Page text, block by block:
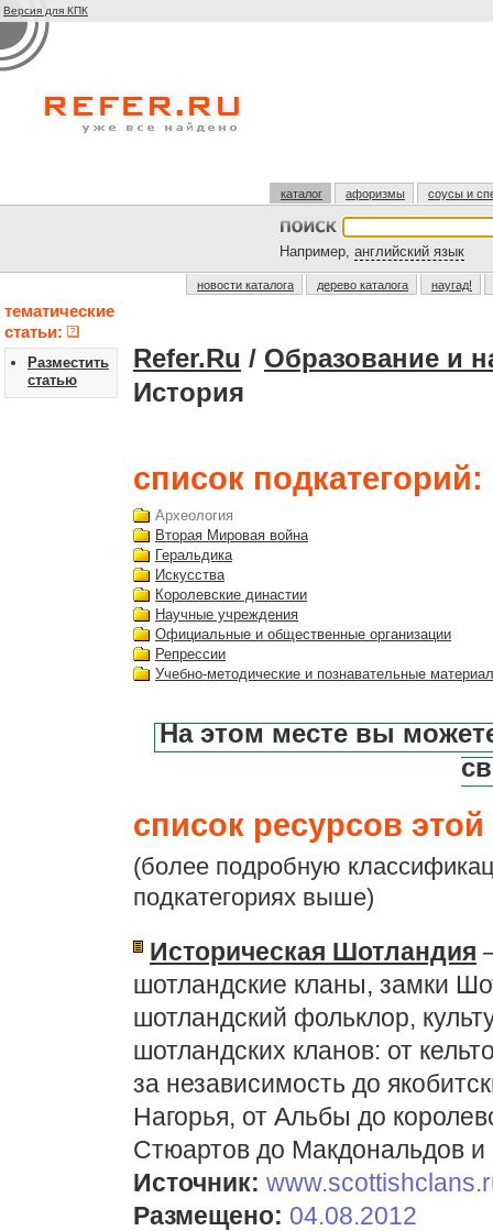
Версия для КПК
каталог афоризмы соусы и
Например, английский язык
новости каталога дерево каталога наугад!
тематические
статьи:
Разместить
статью
Refer.Ru / Образование и
История
список подкатегорий:
Археология
Вторая Мировая война
Геральдика
Искусства
Королевские династии
Научные учреждения
Официальные и общественные организации
Репрессии
Учебно-методические и познавательные
На этом месте вы
список ресурсов этой
(более подробную
подкатегориях выше)
Историческая Шотландия
шотландские кланы, замки
шотландский фольклор,
шотландских кланов: от
за независимость до
Нагорья, от Альбы до
Стюартов до Макдональдов и
Источник:
Размещено: 04.08.2012